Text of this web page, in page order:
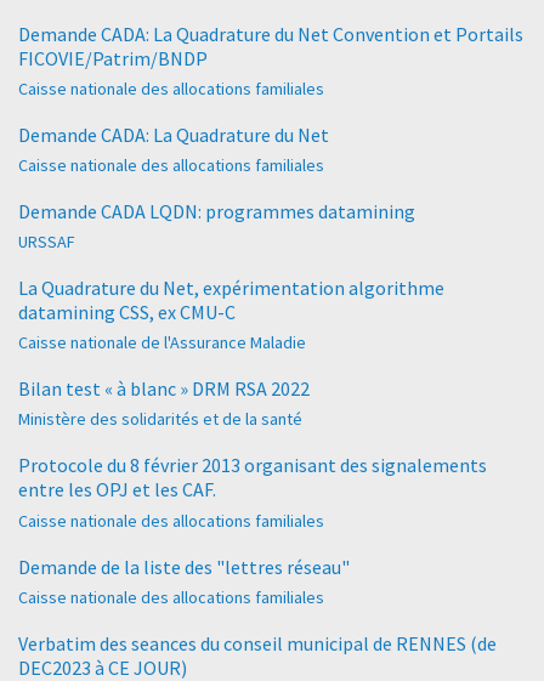
Demande CADA: La Quadrature du Net Convention et Portails
FICOVIE/Patrim/BNDP
Caisse nationale des allocations familiales
Demande CADA: La Quadrature du Net
Caisse nationale des allocations familiales
Demande CADA LQDN: programmes datamining
URSSAF
La Quadrature du Net, expérimentation algorithme
datamining CSS, ex CMU-C
Caisse nationale de l'Assurance Maladie
Bilan test « à blanc » DRM RSA 2022
Ministère des solidarités et de la santé
Protocole du 8 février 2013 organisant des signalements
entre les OPJ et les CAF.
Caisse nationale des allocations familiales
Demande de la liste des "lettres réseau"
Caisse nationale des allocations familiales
Verbatim des seances du conseil municipal de RENNES (de
DEC2023 à CE JOUR)